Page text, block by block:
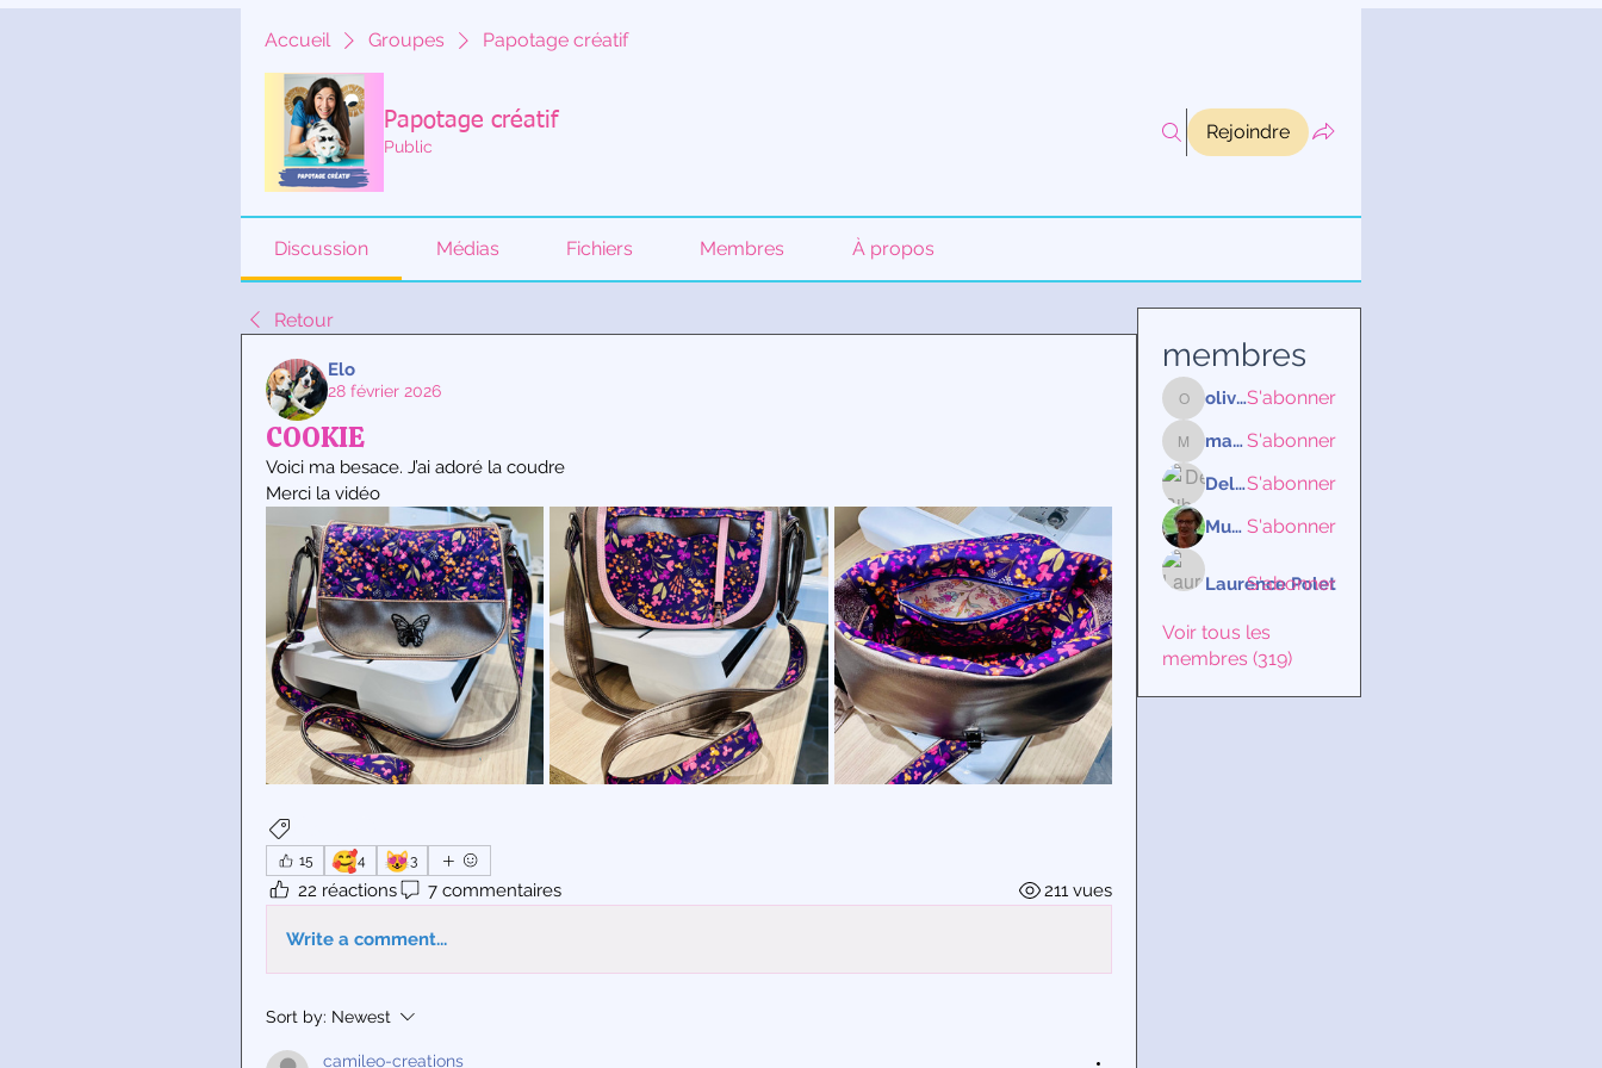
Accueil Groupes Papotage créatif
Papotage créatif
Public
Rejoindre
Discussion Médias Fichiers Membres À propos
Retour
Elo
28 février 2026
COOKIE
Voici ma besace. J’ai adoré la coudre
Merci la vidéo
15
🥰4 😻3
22 réactions 7 commentaires 211 vues
Write a comment...
Sort by: Newest
camileo-creations
membres
olivia85.ob
olivia85.obS'abonner
martineweisemburger
martineweisemburgerS'abonner
Delphine RibeaucourtS'abonner
Murielle Vieque S'abonner
Laurence Polet
S'abonner
Voir tous les
membres (319)